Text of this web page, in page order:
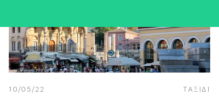
10/05/22 ΤΑΞΙΔΙ